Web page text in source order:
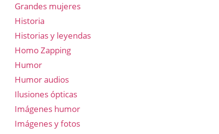
Grandes mujeres
Historia
Historias y leyendas
Homo Zapping
Humor
Humor audios
Ilusiones ópticas
Imágenes humor
Imágenes y fotos